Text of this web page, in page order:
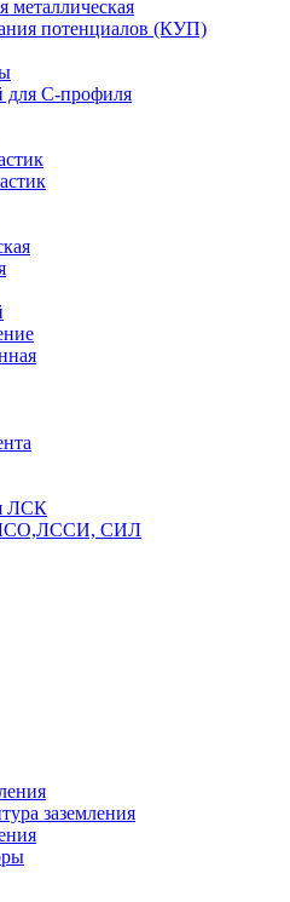
металлическая
потенциалов (КУП)
для С-профиля
ЛСК
СИЛ
заземления